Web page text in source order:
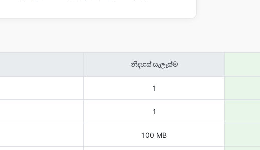
නිදහස් සැලැස්ම
1
1
100 MB